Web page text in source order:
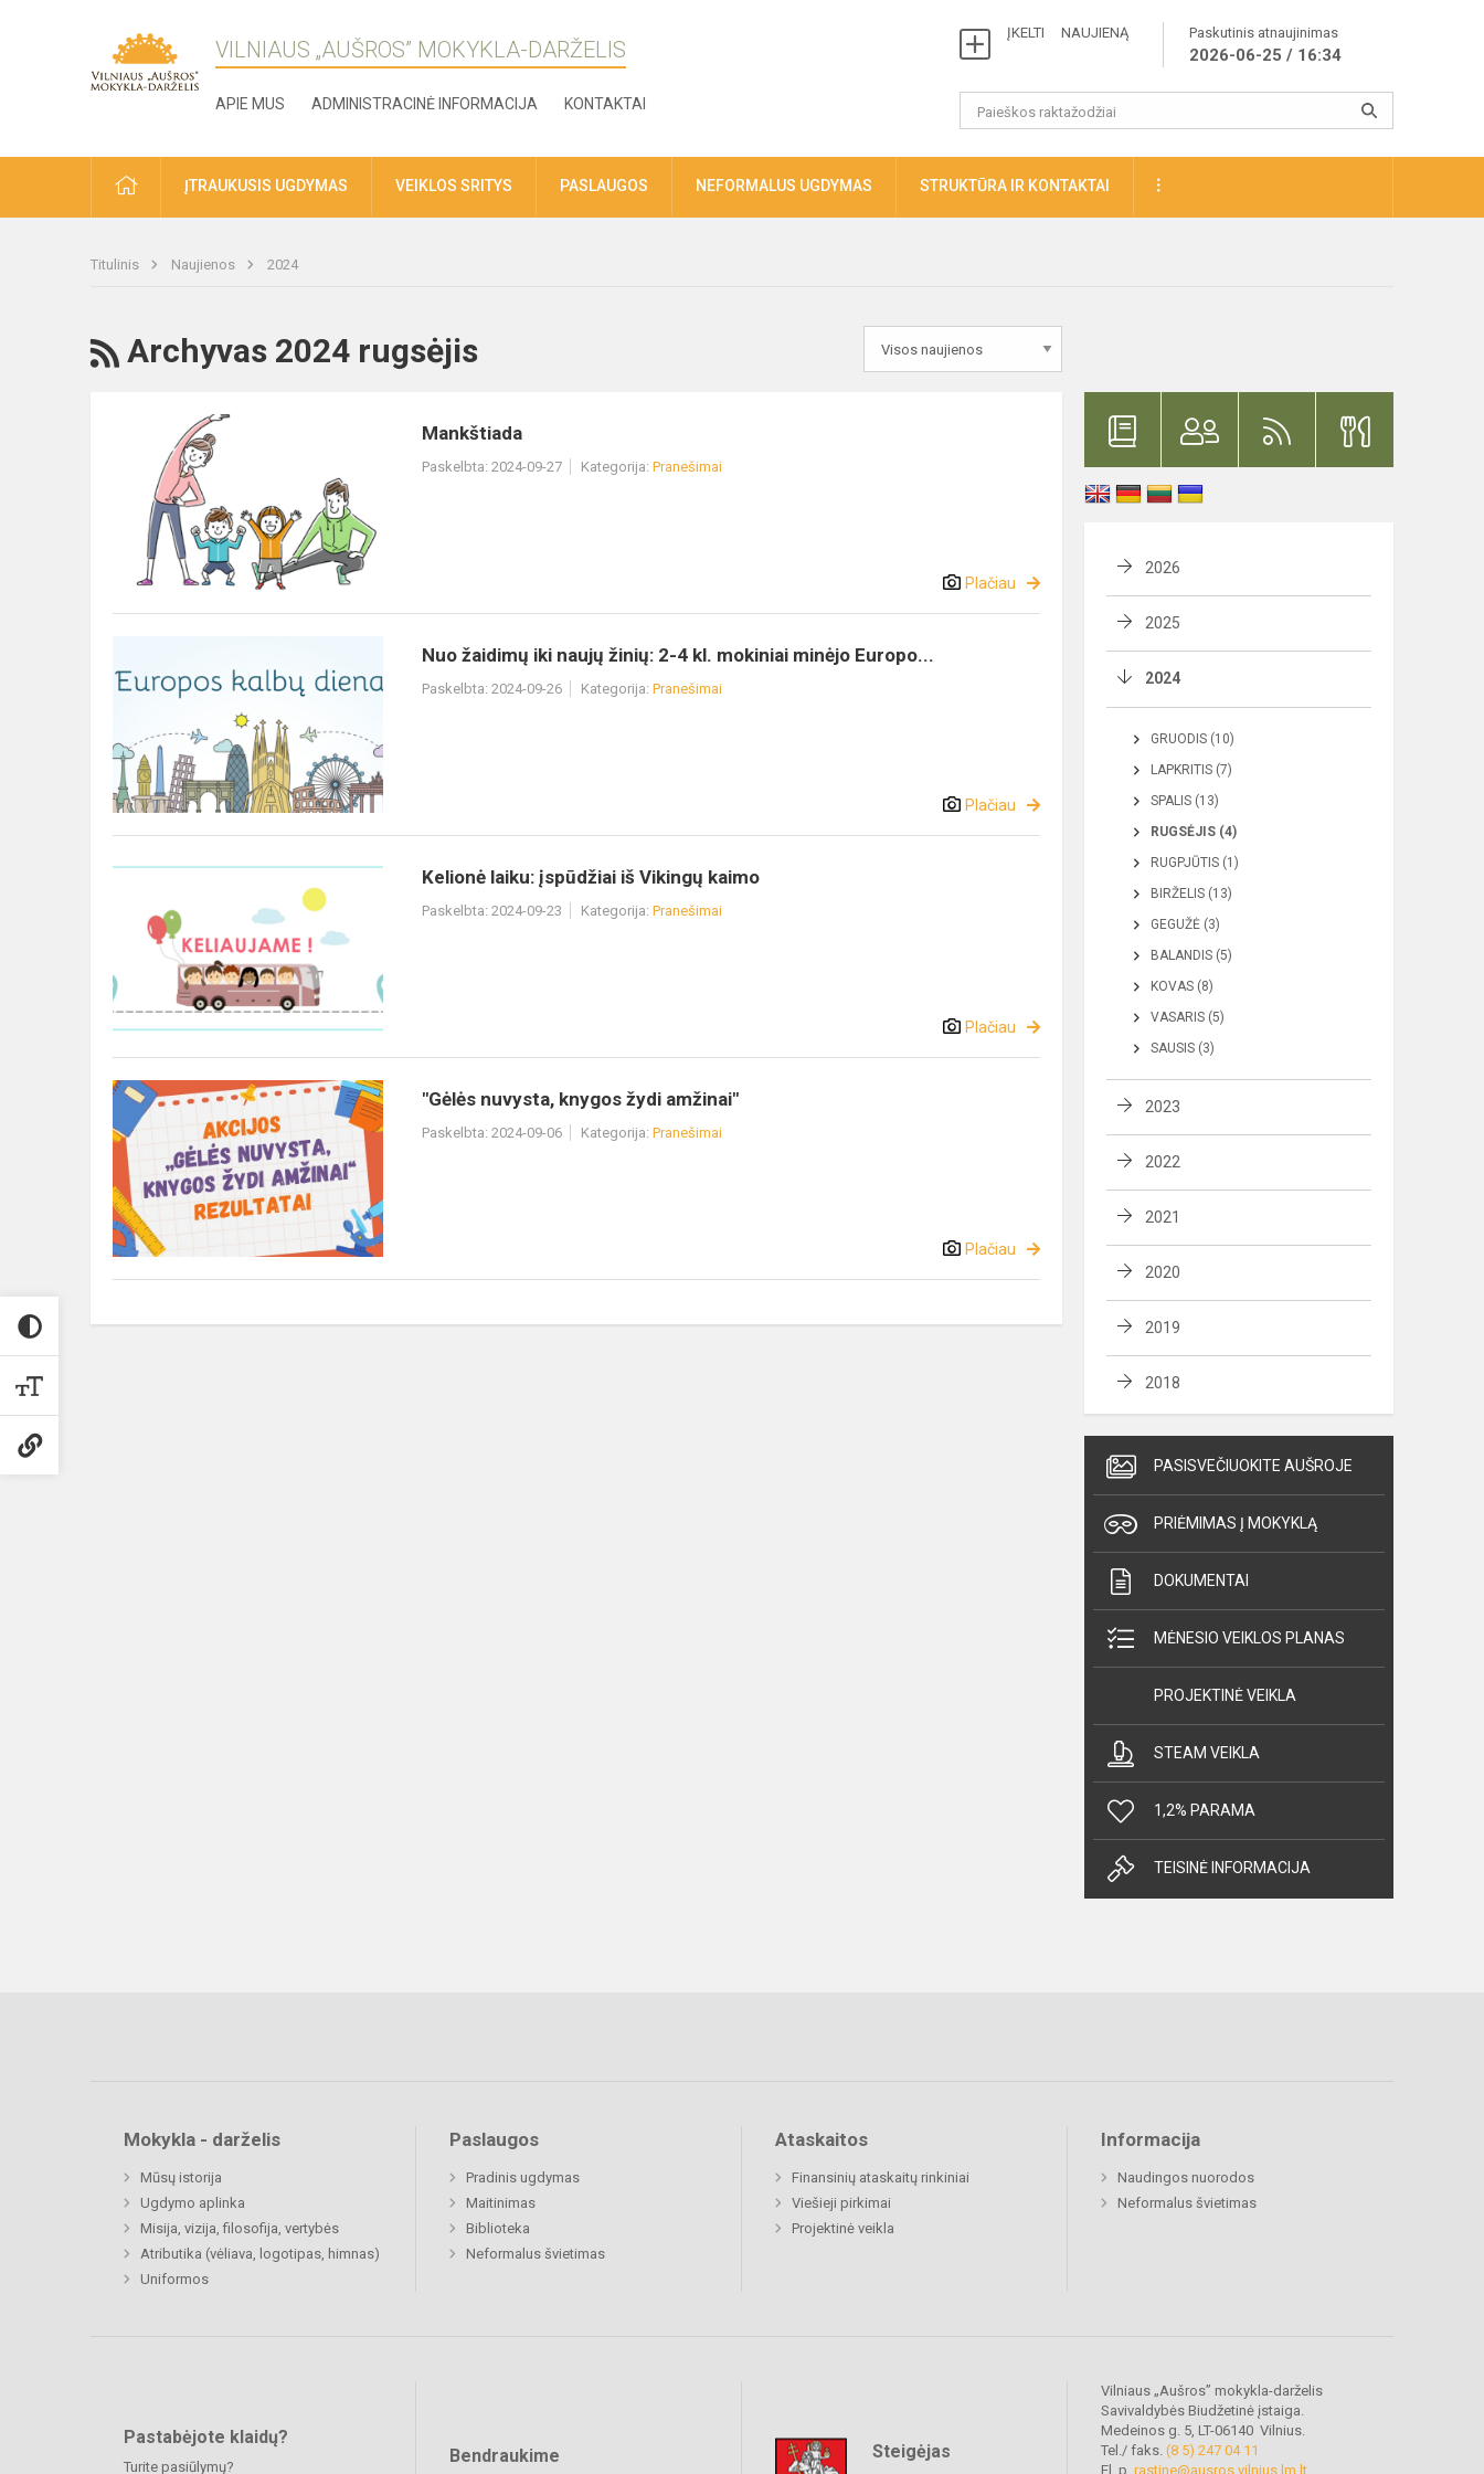
VILNIAUS „AUŠROS” MOKYKLA-DARŽELIS
APIE MUS ADMINISTRACINĖ INFORMACIJA KONTAKTAI
ĮKELTI NAUJIENĄ Paskutinis atnaujinimas
2026-06-25 / 16:34
ĮTRAUKUSIS UGDYMAS VEIKLOS SRITYS PASLAUGOS NEFORMALUS UGDYMAS STRUKTŪRA IR KONTAKTAI
Titulinis Naujienos 2024
Archyvas 2024 rugsėjis
Mankštiada
Paskelbta: 2024-09-27 Kategorija: Pranešimai
Plačiau
Nuo žaidimų iki naujų žinių: 2-4 kl. mokiniai minėjo Europo...
Paskelbta: 2024-09-26 Kategorija: Pranešimai
Plačiau
Kelionė laiku: įspūdžiai iš Vikingų kaimo
Paskelbta: 2024-09-23 Kategorija: Pranešimai
Plačiau
"Gėlės nuvysta, knygos žydi amžinai"
Paskelbta: 2024-09-06 Kategorija: Pranešimai
Plačiau
2026
2025
2024
GRUODIS (10)
LAPKRITIS (7)
SPALIS (13)
RUGSĖJIS (4)
RUGPJŪTIS (1)
BIRŽELIS (13)
GEGUŽĖ (3)
BALANDIS (5)
KOVAS (8)
VASARIS (5)
SAUSIS (3)
2023
2022
2021
2020
2019
2018
PASISVEČIUOKITE AUŠROJE
PRIĖMIMAS Į MOKYKLĄ
DOKUMENTAI
MĖNESIO VEIKLOS PLANAS
PROJEKTINĖ VEIKLA
STEAM VEIKLA
1,2% PARAMA
TEISINĖ INFORMACIJA
Mokykla - darželis
Mūsų istorija
Ugdymo aplinka
Misija, vizija, filosofija, vertybės
Atributika (vėliava, logotipas, himnas)
Uniformos
Paslaugos
Pradinis ugdymas
Maitinimas
Biblioteka
Neformalus švietimas
Ataskaitos
Finansinių ataskaitų rinkiniai
Viešieji pirkimai
Projektinė veikla
Informacija
Naudingos nuorodos
Neformalus švietimas
Pastabėjote klaidų?
Turite pasiūlymų?
Bendraukime Steigėjas
Vilniaus „Aušros” mokykla-darželis
Savivaldybės Biudžetinė įstaiga.
Medeinos g. 5, LT-06140 Vilnius.
Tel./ faks. (8 5) 247 04 11
El. p. rastine@ausros.vilnius.lm.lt